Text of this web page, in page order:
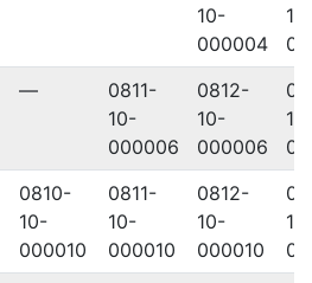
10-
000004
—
0811-
10-
000006
0812-
10-
000006
0810-
10-
000010
0811-
10-
000010
0812-
10-
000010